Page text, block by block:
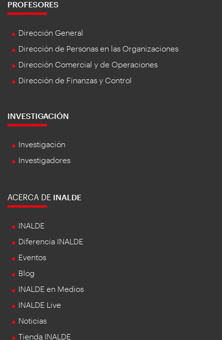
PROFESORES
Dirección General
Dirección de Personas en las Organizaciones
Dirección Comercial y de Operaciones
Dirección de Finanzas y Control
INVESTIGACIÓN
Investigación
Investigadores
ACERCA DE INALDE
INALDE
Diferencia INALDE
Eventos
Blog
INALDE en Medios
INALDE Live
Noticias
Tienda INALDE